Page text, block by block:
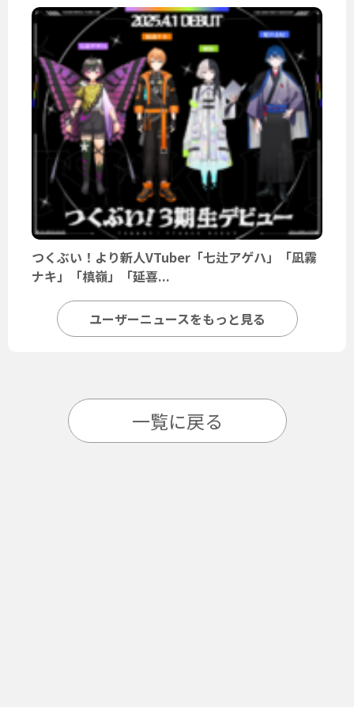
つくぶい！より新人VTuber「七辻アゲハ」「凪霧
ナキ」「槙嶺」「延喜...
ユーザーニュースをもっと見る
一覧に戻る